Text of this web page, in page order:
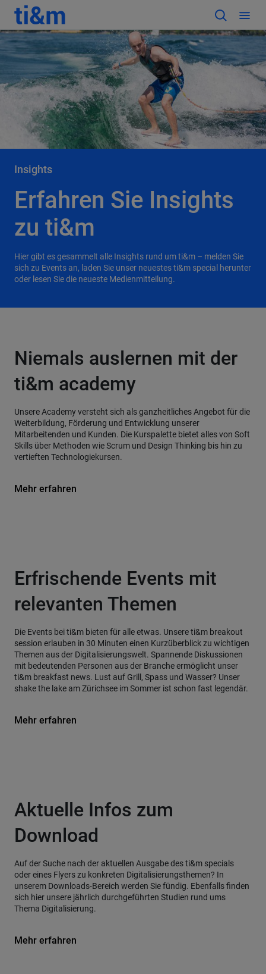
Insights
Erfahren Sie Insights
zu ti&m
Hier gibt es gesammelt alle Insights rund um ti&m – melden Sie
sich zu Events an, laden Sie unser neuestes ti&m special herunter
oder lesen Sie die neueste Medienmitteilung.
Niemals auslernen mit der
ti&m academy
Unsere Academy versteht sich als ganzheitliches Angebot für die
Weiterbildung, Förderung und Entwicklung unserer
Mitarbeitenden und Kunden. Die Kurspalette bietet alles von Soft
Skills über Methoden wie Scrum und Design Thinking bis hin zu
vertieften Technologiekursen.
Mehr erfahren
Erfrischende Events mit
relevanten Themen
Die Events bei ti&m bieten für alle etwas. Unsere ti&m breakout
session erlauben in 30 Minuten einen Kurzüberblick zu wichtigen
Themen aus der Digitalisierungswelt. Spannende Diskussionen
mit bedeutenden Personen aus der Branche ermöglicht unser
ti&m breakfast news. Lust auf Grill, Spass und Wasser? Unser
shake the lake am Zürichsee im Sommer ist schon fast legendär.
Mehr erfahren
Aktuelle Infos zum
Download
Auf der Suche nach der aktuellen Ausgabe des ti&m specials
oder eines Flyers zu konkreten Digitalisierungsthemen? In
unserem Downloads-Bereich werden Sie fündig. Ebenfalls finden
sich hier unsere jährlich durchgeführten Studien rund ums
Thema Digitalisierung.
Mehr erfahren